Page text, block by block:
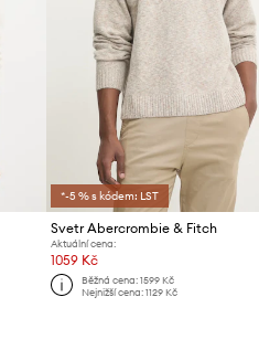
*-5 % s kódem: LST
Svetr Abercrombie & Fitch
Aktuální cena:
1059 Kč
Běžná cena: 1599 Kč
Nejnižší cena: 1129 Kč